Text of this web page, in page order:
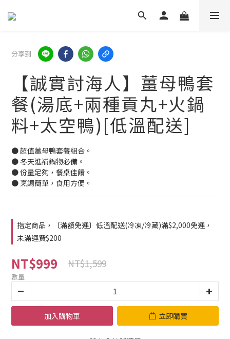
分享到
【誠實討海人】薑母鴨套
餐(湯底+兩種貢丸+火鍋
料+太空鴨)[低溫配送]
● 超值薑母鴨套餐組合。
● 冬天進補鍋物必備。
● 份量足夠，餐桌佳餚。
● 烹調簡單，食用方便。
指定商品，〔滿額免運〕低溫配送(冷凍/冷藏)滿$2,000免運，
未滿運費$200
NT$999 NT$1,599
數量
加入購物車 立即購買